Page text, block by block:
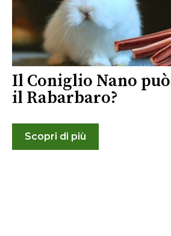
Il Coniglio Nano
il Rabarbaro?
Scopri di più